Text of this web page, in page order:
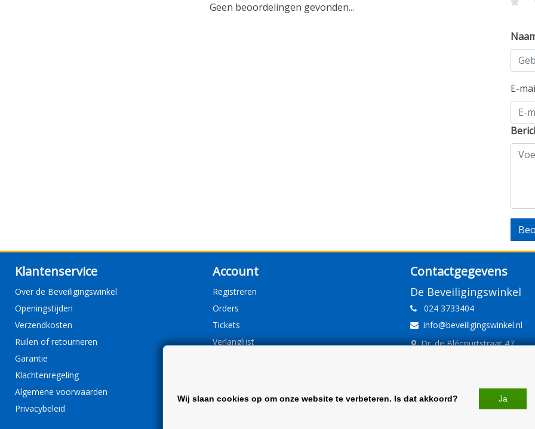
Geen beoordelingen gevonden...
E-
Klantenservice
Over de Beveiligingswinkel
Openingstijden
Verzendkosten
Ruilen of retourneren
Garantie
Klachtenregeling
Algemene voorwaarden
Privacybeleid
Account
Registreren
Orders
Tickets
Verlanglijst
Contactgegevens
De Beveiligingswinkel
024 3733404
info@beveiligingswinkel.nl
Dr. de Blécourtstraat 47
Wij slaan cookies op om onze website te verbeteren. Is dat akkoord? Ja